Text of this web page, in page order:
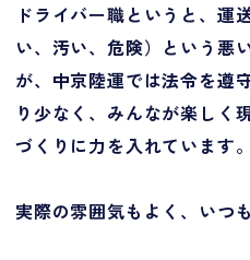
ドライバー職というと、運
い、汚い、危険）という悪
が、中京陸運では法令を遵
り少なく、みんなが楽しく
づくりに力を入れています。
実際の雰囲気もよく、いつ